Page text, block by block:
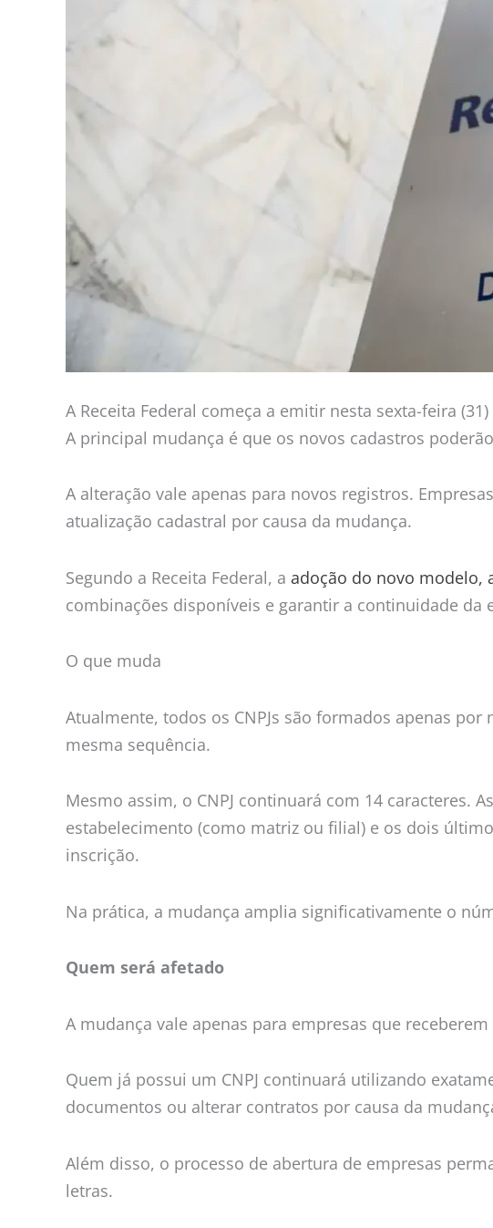
A Receita Federal começa a emitir nesta sexta-feira
A principal mudança é que os novos cadastros
A alteração vale apenas para novos registros.
atualização cadastral por causa da mudança.
Segundo a Receita Federal, a adoção do novo modelo,
combinações disponíveis e garantir a continuidade da
O que muda
Atualmente, todos os CNPJs são formados apenas
mesma sequência.
Mesmo assim, o CNPJ continuará com 14 caracteres.
estabelecimento (como matriz ou filial) e os dois
inscrição.
Na prática, a mudança amplia significativamente o
Quem será afetado
A mudança vale apenas para empresas que
Quem já possui um CNPJ continuará utilizando
documentos ou alterar contratos por causa da
Além disso, o processo de abertura de empresas
letras.